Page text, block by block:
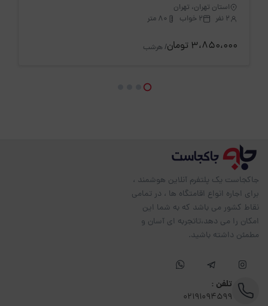
استان تهران، تهران
2 نفر
2 خواب 80 متر
3،850،000 تومان / هرشب
جاکجاست یک پلتفرم آنلاین هوشمند ،
برای اجاره انواع اقامتگاه ها ، در تمامی
نقاط کشور می باشد که به شما این
امکان را می دهد،تاتجربه ای آسان و
مطمئن داشته باشید.
تلفن :
02191094599